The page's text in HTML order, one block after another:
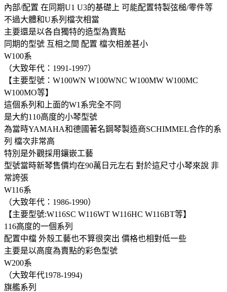
內部/配置 在同期U1 U3的基礎上 可能配置特製弦槌/零件等
不過大體和U系列檔次相當
主要還是以各自獨特的造型為賣點
同期的型號 互相之間 配置 檔次相差甚小
W100系
（大致年代：1991-1997）
【主要型號：W100WN W100WNC W100MW W100MC
W100MO等】
這個系列和上面的W1系完全不同
是大約110高度的小琴型號
為當時YAMAHA和德國著名鋼琴製造商SCHIMMEL合作的系
列 檔次非常高
特別是外觀採用鑲嵌工藝
型號當時新琴售價均在90萬日元左右 對於這尺寸小琴來說 非
常誇張
W116系
（大致年代：1986-1990）
【主要型號:W116SC W116WT W116HC W116BT等】
116高度的一個系列
配置中檔 外殼工藝也不算很突出 價格也相對低一些
主要是以高度為賣點的彩色型號
W200系
（大致年代1978-1994)
旗艦系列